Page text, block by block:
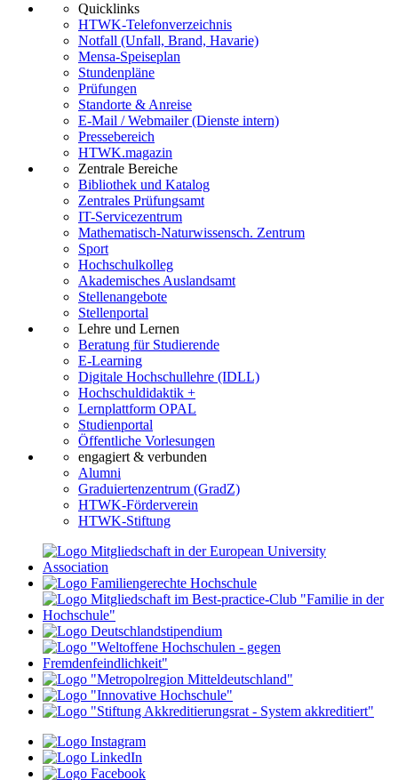
Quicklinks
HTWK-Telefonverzeichnis
Notfall (Unfall, Brand, Havarie)
Mensa-Speiseplan
Stundenpläne
Prüfungen
Standorte & Anreise
E-Mail / Webmailer (Dienste intern)
Pressebereich
HTWK.magazin
Zentrale Bereiche
Bibliothek und Katalog
Zentrales Prüfungsamt
IT-Servicezentrum
Mathematisch-Naturwissensch. Zentrum
Sport
Hochschulkolleg
Akademisches Auslandsamt
Stellenangebote
Stellenportal
Lehre und Lernen
Beratung für Studierende
E-Learning
Digitale Hochschullehre (IDLL)
Hochschuldidaktik +
Lernplattform OPAL
Studienportal
Öffentliche Vorlesungen
engagiert & verbunden
Alumni
Graduiertenzentrum (GradZ)
HTWK-Förderverein
HTWK-Stiftung